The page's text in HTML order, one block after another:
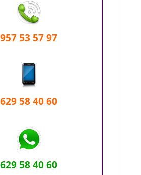
957 53 57 97
629 58 40 60
629 58 40 60